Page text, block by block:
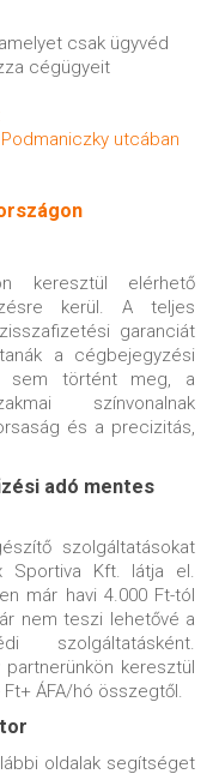
csak ügyvéd
cégügyeit
utcában
keresztül elérhető
kerül. A teljes
garanciát
a cégbejegyzési
sem történt meg, a
színvonalnak
és a precizitás,
adó mentes
szolgáltatásokat
Sportiva Kft. látja el.
már havi 4.000 Ft-tól
nem teszi lehetővé a
szolgáltatásként.
keresztül
ÁFA/hó összegtől.
oldalak segítséget